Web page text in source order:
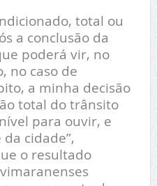
total ou
a conclusão da
poderá vir, no
no caso de
a minha decisão
total do trânsito
para ouvir, e
cidade”,
o resultado